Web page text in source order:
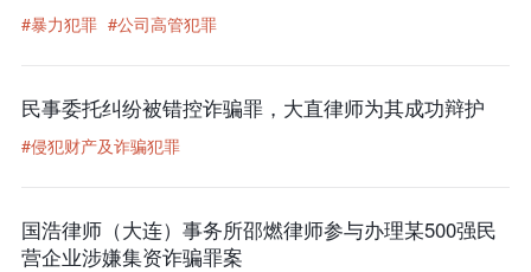
#暴力犯罪 #公司高管犯罪
民事委托纠纷被错控诈骗罪，大直律师为其成功辩护
#侵犯财产及诈骗犯罪
国浩律师（大连）事务所邵燃律师参与办理某500强民
营企业涉嫌集资诈骗罪案